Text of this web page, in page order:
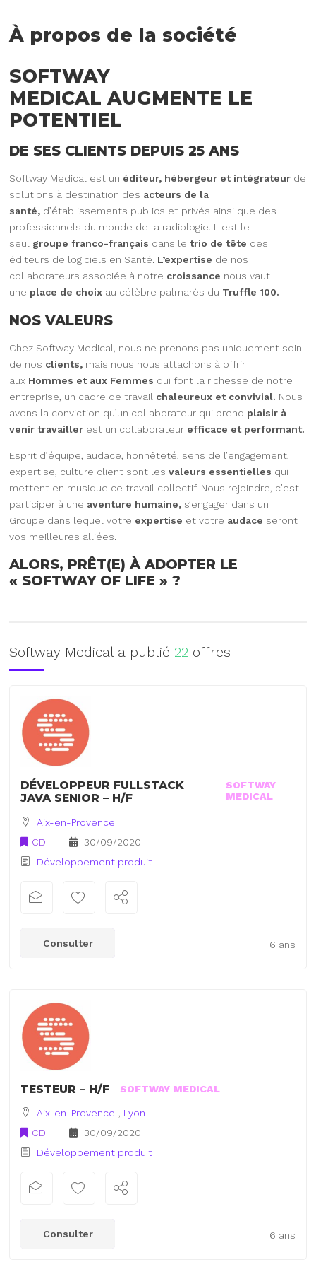
À propos de la société
SOFTWAY
MEDICAL AUGMENTE LE
POTENTIEL
DE SES CLIENTS DEPUIS 25 ANS
Softway Medical est un éditeur, hébergeur et intégrateur de
solutions à destination des acteurs de la
santé, d’établissements publics et privés ainsi que des
professionnels du monde de la radiologie. Il est le
seul groupe franco-français dans letrio de tête des
éditeurs de logiciels en Santé. L’expertise de nos
collaborateurs associée à notre croissance nous vaut
une place de choix au célèbre palmarès du Truffle 100.
NOS VALEURS
Chez Softway Medical, nous ne prenons pas uniquement soin
de nos clients, mais nous nous attachons à offrir
aux Hommes et aux Femmes qui font la richesse de notre
entreprise, un cadre de travail chaleureux et convivial. Nous
avons la conviction qu’un collaborateur qui prend plaisir à
venir travailler est un collaborateur efficace et performant.
Esprit d’équipe, audace, honnêteté, sens de l’engagement,
expertise, culture client sont lesvaleurs essentielles qui
mettent en musique ce travail collectif. Nous rejoindre, c’est
participer à une aventure humaine, s’engager dans un
Groupe dans lequel votre expertise et votre audace seront
vos meilleures alliées.
ALORS, PRÊT(E) À ADOPTER LE
« SOFTWAY OF LIFE » ?
Softway Medical a publié22 offres
DÉVELOPPEUR FULLSTACK
JAVA SENIOR – H/F
SOFTWAY
MEDICAL
Aix-en-Provence
CDI
30/09/2020
Développement produit
6 ans
Consulter
TESTEUR – H/F SOFTWAY MEDICAL
Aix-en-Provence
Lyon
CDI
30/09/2020
Développement produit
6 ans
Consulter